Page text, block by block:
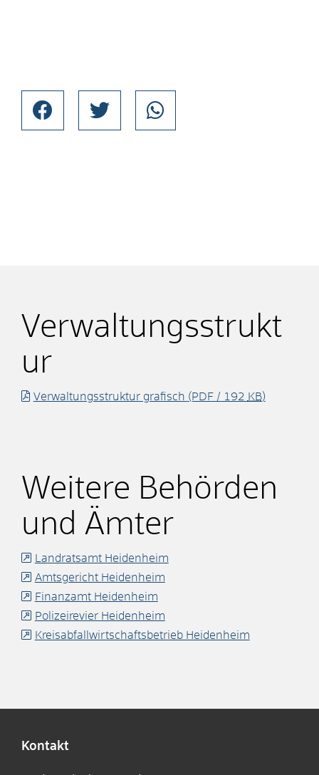
Verwaltungsstrukt
ur
Verwaltungsstruktur grafisch (PDF / 192 KB)
Weitere Behörden
und Ämter
Landratsamt Heidenheim
Amtsgericht Heidenheim
Finanzamt Heidenheim
Polizeirevier Heidenheim
Kreisabfallwirtschaftsbetrieb Heidenheim
Kontakt